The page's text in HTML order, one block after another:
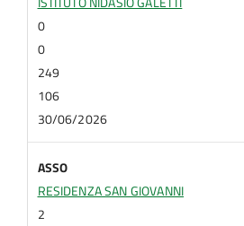
0
0
249
106
30/06/2026
ASSO
RESIDENZA SAN GIOVANNI
2